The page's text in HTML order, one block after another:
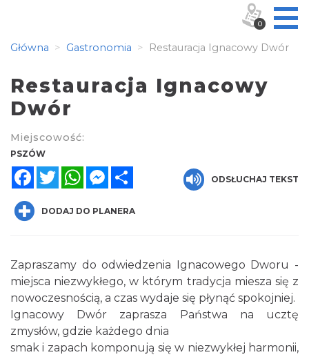
Główna Gastronomia Restauracja Ignacowy Dwór
Restauracja Ignacowy
Dwór
Miejscowość:
PSZÓW
FacebookTwitterWhatsAppMessenger
ODSŁUCHAJ TEKST
DODAJ DO PLANERA
Zapraszamy do odwiedzenia Ignacowego Dworu -
miejsca niezwykłego, w którym tradycja miesza się z
nowoczesnością, a czas wydaje się płynąć spokojniej.
Ignacowy Dwór zaprasza Państwa na ucztę
zmysłów, gdzie każdego dnia
smak i zapach komponują się w niezwykłej harmonii,
0